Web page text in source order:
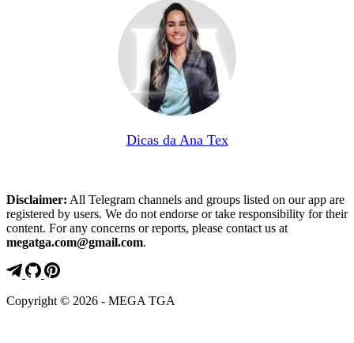
Dicas da Ana Tex
Disclaimer: All Telegram channels and groups listed on our app are
registered by users. We do not endorse or take responsibility for their
content. For any concerns or reports, please contact us at
megatga.com@gmail.com.
Copyright © 2026 - MEGA TGA